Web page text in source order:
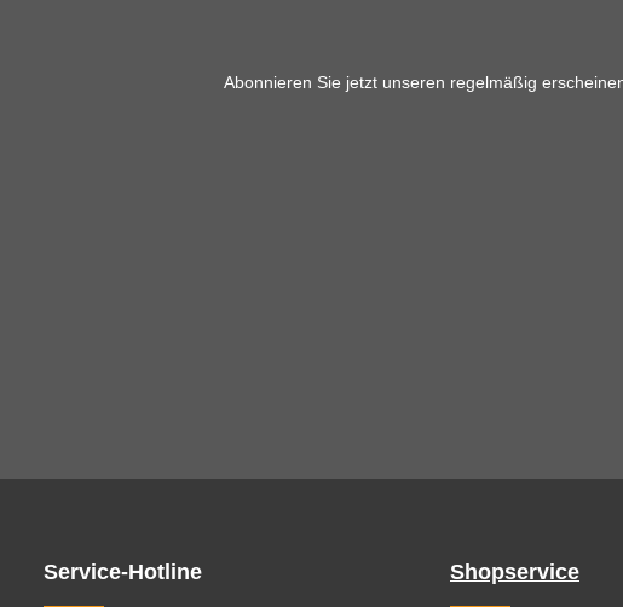
Abonnieren Sie jetzt unseren regelmäßig
Service-Hotline Shopservice